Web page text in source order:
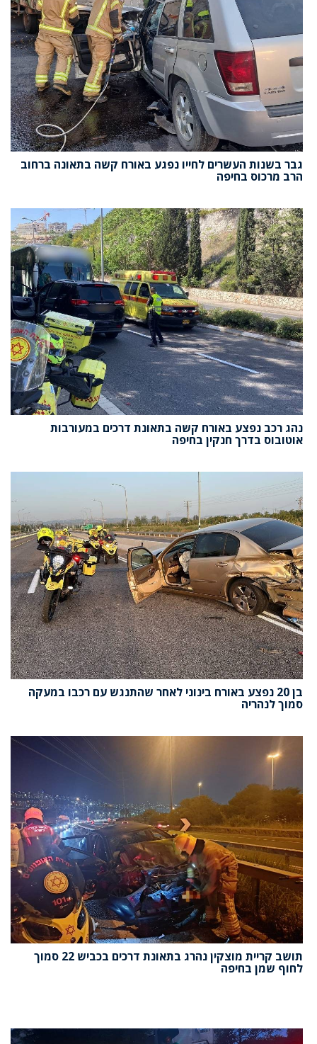
גבר בשנות העשרים לחייו נפגע באורח קשה בתאונה ברחוב
הרב מרכוס בחיפה
נהג רכב נפצע באורח קשה בתאונת דרכים במעורבות
אוטובוס בדרך חנקין בחיפה
בן 20 נפצע באורח בינוני לאחר שהתנגש עם רכבו במעקה
סמוך לנהריה
תושב קריית מוצקין נהרג בתאונת דרכים בכביש 22 סמוך
לחוף שמן בחיפה